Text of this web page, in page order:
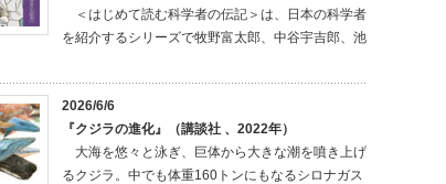
＜はじめて読む科学者の伝記＞は、日本の科学者
を紹介するシリーズで牧野富太郎、中谷宇吉郎、池
2026/6/6
『クジラの進化』（講談社 、2022年）
大海を悠々と泳ぎ、巨体から大きな潮を噴き上げ
るクジラ。中でも体重160トンにもなるシロナガス